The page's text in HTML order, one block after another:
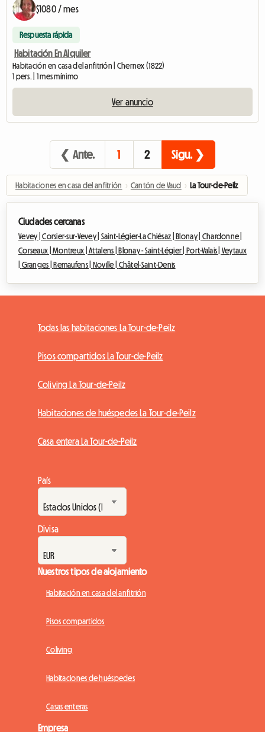
$1080 / mes
Respuesta rápida
Habitación En Alquiler
Habitación en casa del anfitrión | Chernex (1822)
1 pers. | 1 mes mínimo
Ver anuncio
❮ Ante. 1 2 Sigu. ❯
Habitaciones en casa del anfitrión › Cantón de Vaud › La Tour-de-Peilz
Ciudades cercanas
Vevey |Corsier-sur-Vevey | Saint-Légier-La Chiésaz | Blonay | Chardonne |
Corseaux |Montreux |Attalens | Blonay - Saint-Légier | Port-Valais | Veytaux
Granges | Remaufens | Noville | Châtel-Saint-Denis
Todas las habitaciones La Tour-de-Peilz
Pisos compartidos La Tour-de-Peilz
Coliving La Tour-de-Peilz
Habitaciones de huéspedes La Tour-de-Peilz
Casa entera La Tour-de-Peilz
País
Divisa
Nuestros tipos de alojamiento
Habitación en casa del anfitrión
Pisos compartidos
Coliving
Habitaciones de huéspedes
Casas enteras
Empresa